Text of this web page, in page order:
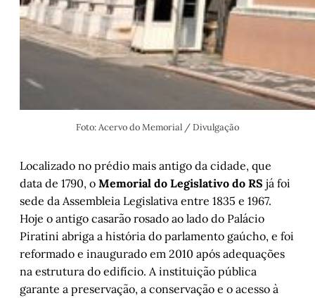
Foto: Acervo do Memorial / Divulgação
Localizado no prédio mais antigo da cidade, que
data de 1790, o Memorial do Legislativo do RS já foi
sede da Assembleia Legislativa entre 1835 e 1967.
Hoje o antigo casarão rosado ao lado do Palácio
Piratini abriga a história do parlamento gaúcho, e foi
reformado e inaugurado em 2010 após adequações
na estrutura do edifício. A instituição pública
garante a preservação, a conservação e o acesso à